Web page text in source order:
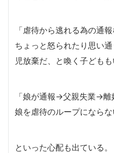
「虐待から逃れる為の通
ちょっと怒られたり思い
児放棄だ、と喚く子どもも
「娘が通報→父親失業→
娘を虐待のループにならな
といった心配も出ている。